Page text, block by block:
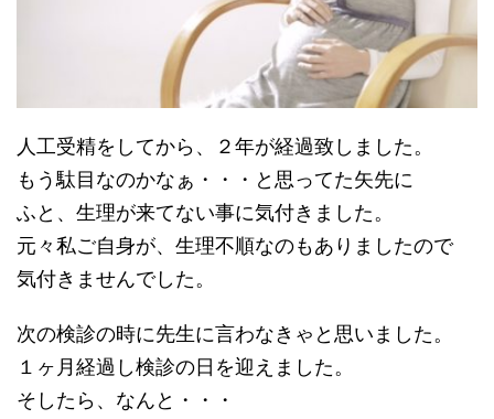
人工受精をしてから、２年が経過致しました。
もう駄目なのかなぁ・・・と思ってた矢先に
ふと、生理が来てない事に気付きました。
元々私ご自身が、生理不順なのもありましたので
気付きませんでした。
次の検診の時に先生に言わなきゃと思いました。
１ヶ月経過し検診の日を迎えました。
そしたら、なんと・・・